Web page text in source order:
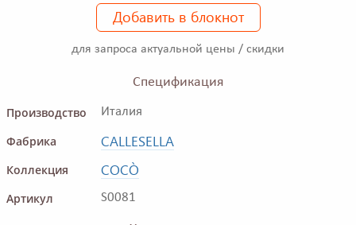
Добавить в блокнот
для запроса актуальной цены / скидки
Спецификация
Производство
Италия
Фабрика CALLESELLA
Коллекция COCÒ
Артикул S0081